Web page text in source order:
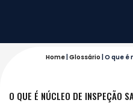
Home| Glossário O que é
O QUE É NÚCLEO DE INSPEÇÃO